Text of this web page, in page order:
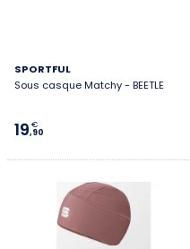
SPORTFUL
Sous casque Matchy - BEETLE
19,90
€